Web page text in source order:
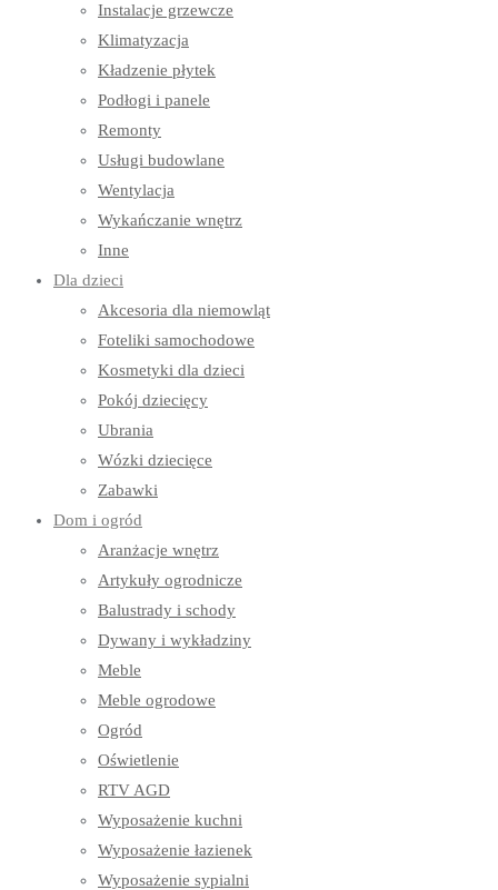
Instalacje grzewcze
Klimatyzacja
Kładzenie płytek
Podłogi i panele
Remonty
Usługi budowlane
Wentylacja
Wykańczanie wnętrz
Inne
Dla dzieci
Akcesoria dla niemowląt
Foteliki samochodowe
Kosmetyki dla dzieci
Pokój dziecięcy
Ubrania
Wózki dziecięce
Zabawki
Dom i ogród
Aranżacje wnętrz
Artykuły ogrodnicze
Balustrady i schody
Dywany i wykładziny
Meble
Meble ogrodowe
Ogród
Oświetlenie
RTV AGD
Wyposażenie kuchni
Wyposażenie łazienek
Wyposażenie sypialni